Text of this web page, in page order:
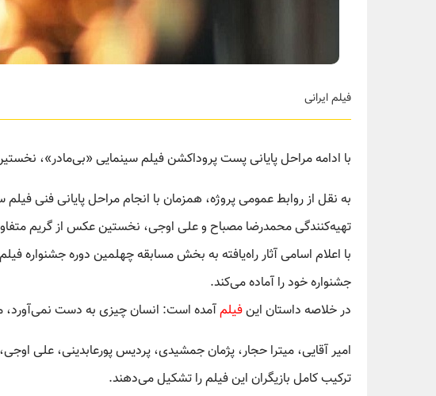
فیلم ایرانی
با ادامه مراحل پایانی پست پروداکشن فیلم سینمایی «بی‌مادر»،
به نقل از روابط عمومی پروژه، همزمان با انجام مراحل پایانی فنی
تهیه‌کنندگی محمدرضا مصباح و علی اوجی، نخستین عکس از گریم
با اعلام اسامی آثار راه‌یافته به بخش مسابقه چهلمین دوره جشنواره
جشنواره خود را آماده می‌کند.
در خلاصه داستان اینفیلمآمده است: انسان چیزی به دست
امیر آقایی، میترا حجار، پژمان جمشیدی، پردیس پورعابدینی، علی
ترکیب کامل بازیگران این فیلم را تشکیل می‌دهند.